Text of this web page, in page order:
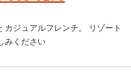
ジュアルフレンチ。 リゾート
みください